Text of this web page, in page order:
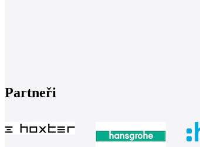
Partneři